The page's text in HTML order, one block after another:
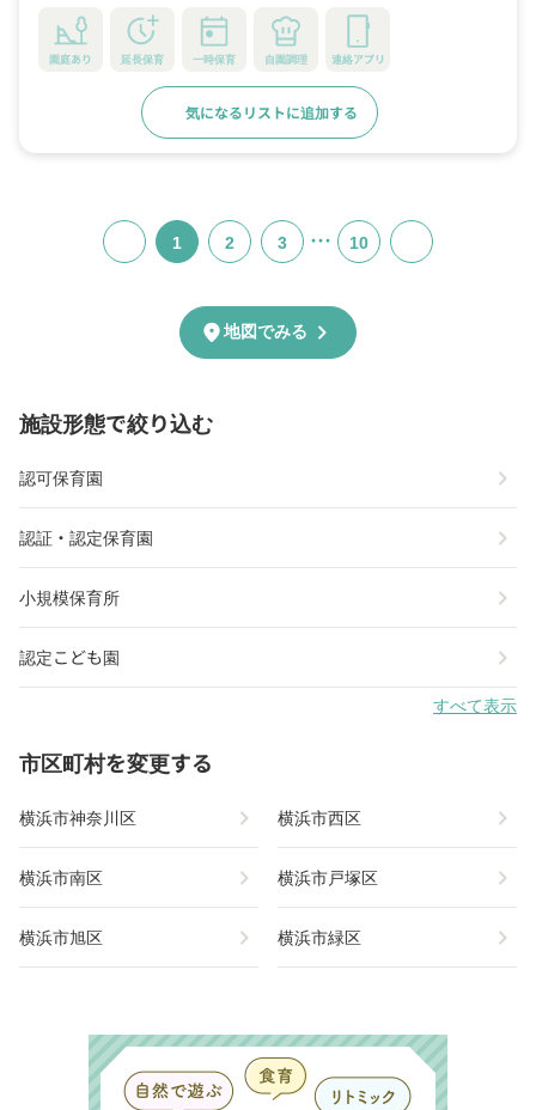
園庭あり 延長保育 一時保育 自園調理 連絡アプリ
気になるリストに追加する
1 2 3 … 10
location_on地図でみる chevron_right
施設形態で絞り込む
認可保育園 chevron_right
認証・認定保育園 chevron_right
小規模保育所 chevron_right
認定こども園 chevron_right
すべて表示
市区町村を変更する
横浜市神奈川区 chevron_right 横浜市西区 chevron_right
横浜市南区 chevron_right 横浜市戸塚区 chevron_right
横浜市旭区 chevron_right 横浜市緑区 chevron_right